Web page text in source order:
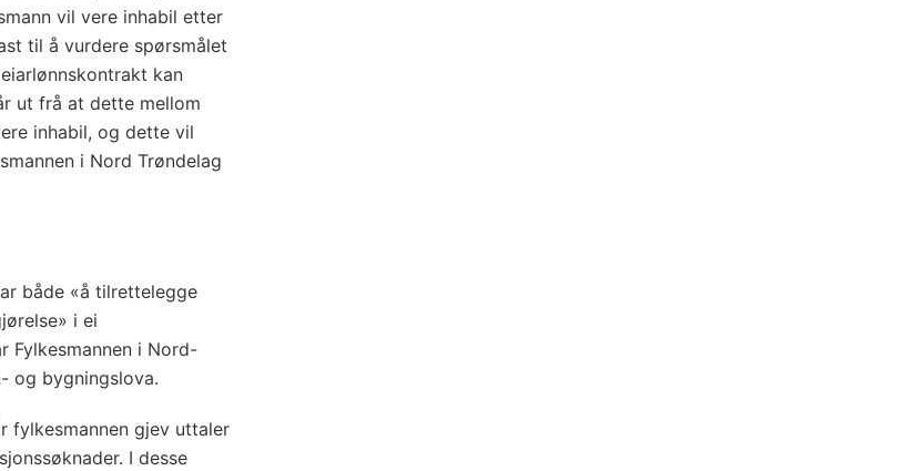
vil vere inhabil etter
til å vurdere spørsmålet
kan
ut frå at dette mellom
inhabil, og dette vil
i Nord Trøndelag
både «å tilrettelegge
i ei
Fylkesmannen i Nord-
og bygningslova.
fylkesmannen gjev uttaler
I desse